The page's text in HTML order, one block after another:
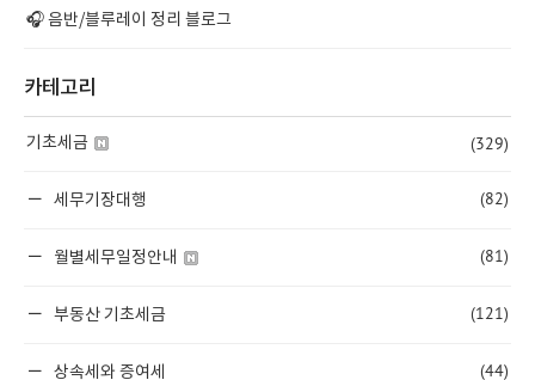
🎧 음반/블루레이 정리 블로그
카테고리
기초세금 (329)
세무기장대행 (82)
월별세무일정안내 (81)
부동산 기초세금 (121)
상속세와 증여세 (44)